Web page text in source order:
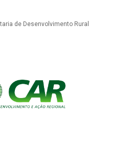
de Desenvolvimento Rural